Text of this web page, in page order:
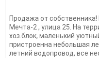
Продажа от
Мечта-2 , улица 25. На
хоз.блок, маленький
пристроенна небольшая
летний водопровод, все